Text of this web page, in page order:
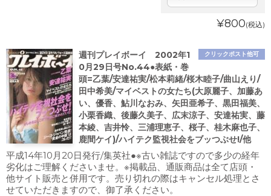
¥800(税込)
クリックポスト他可
週刊プレイボーイ 2002年1
0月29日号No.44●表紙・巻
頭=乙葉/安達祐実/松本莉緒/桜木睦子/曲山えり/
田中希美/マイベストの女たち(大原麗子、加藤あ
い、優香、鮎川なおみ、矢田亜希子、黒田福美、
小栗香織、後藤久美子、広末涼子、安達祐実、藤
本綾、吉井怜、三浦理恵子、桜子、桂木麻也子、
鹿間ケイ)/ハイテク監視社会をブッつぶせ!/他
平成14年10月20日発行/集英社●※古い雑誌ですので多少の経年
劣化はご理解くださいませ。※掲載品、通販商品は全て店頭・
他サイト販売と併用です。売り切れの際はキャンセル処理とさ
せていただきますので、御了承ください。